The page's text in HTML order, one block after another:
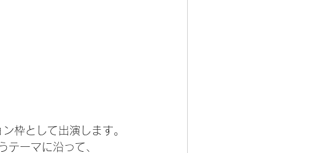
枠として出演します。
ーマに沿って、